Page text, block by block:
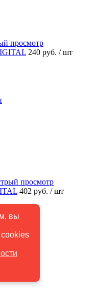
вы
просмотр
240 руб. / шт
просмотр
402 руб. / шт